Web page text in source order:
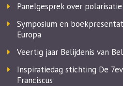
Panelgesprek over
Symposium en
Europa
Veertig jaar Belijdenis van
Inspiratiedag stichting De
Franciscus